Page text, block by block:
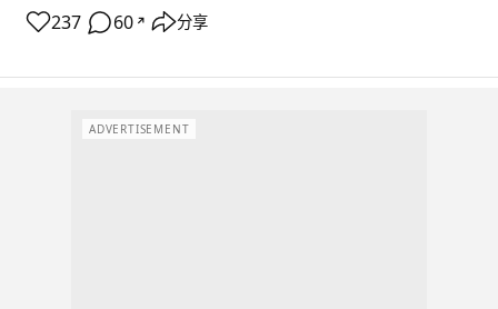
237 60 ↗ 分享
ADVERTISEMENT